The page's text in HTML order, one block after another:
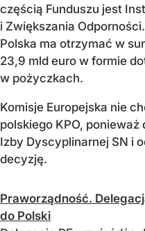
częścią Funduszu jest
i Zwiększania
Polska ma otrzymać w
23,9 mld euro w formie
w pożyczkach.
Komisje Europejska nie
polskiego KPO,
Izby Dyscyplinarnej SN i
decyzję.
Praworządność.
do Polski